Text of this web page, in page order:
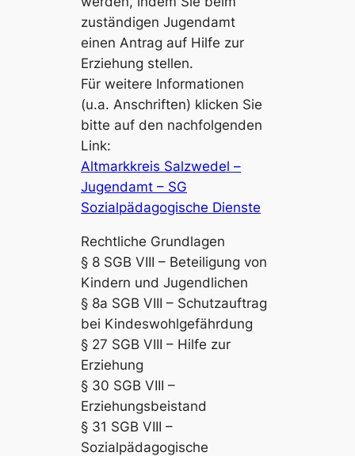
zuständigen Jugendamt
einen Antrag auf Hilfe zur
Erziehung stellen.
Für weitere Informationen
(u.a. Anschriften) klicken Sie
bitte auf den nachfolgenden
Link:
Altmarkkreis Salzwedel –
Jugendamt – SG
Sozialpädagogische Dienste
Rechtliche Grundlagen
§ 8 SGB VIII – Beteiligung von
Kindern und Jugendlichen
§ 8a SGB VIII – Schutzauftrag
bei Kindeswohlgefährdung
§ 27 SGB VIII – Hilfe zur
Erziehung
§ 30 SGB VIII –
Erziehungsbeistand
§ 31 SGB VIII –
Sozialpädagogische